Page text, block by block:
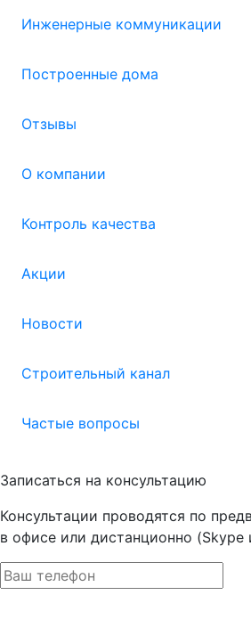
Инженерные коммуникации
Построенные дома
Отзывы
О компании
Контроль качества
Акции
Новости
Строительный канал
Частые вопросы
Записаться на консультацию
Консультации проводятся по
в офисе или дистанционно (Skype